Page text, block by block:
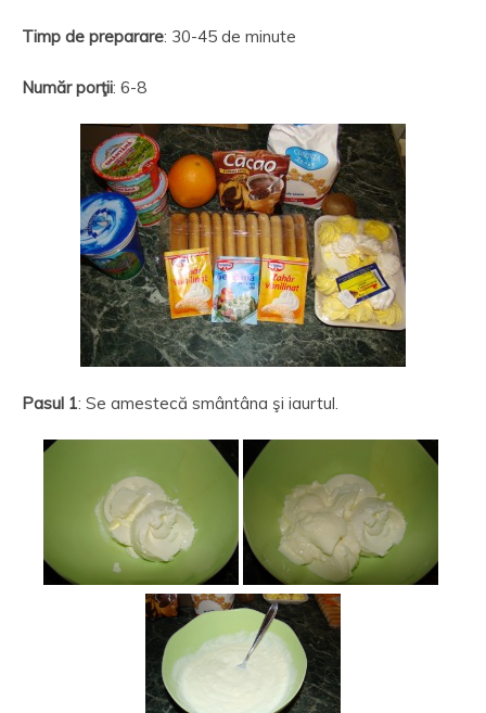
Timp de preparare: 30-45 de minute
Număr porţii: 6-8
Pasul 1: Se amestecă smântâna şi iaurtul.